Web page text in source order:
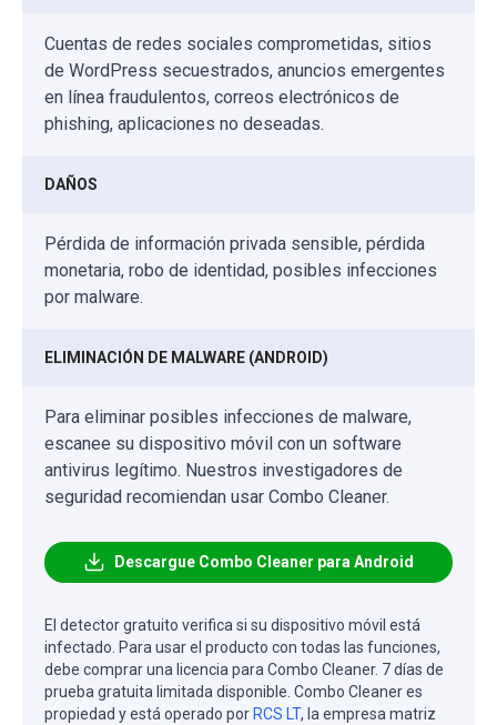
Cuentas de redes sociales comprometidas, sitios
de WordPress secuestrados, anuncios emergentes
en línea fraudulentos, correos electrónicos de
phishing, aplicaciones no deseadas.
DAÑOS
Pérdida de información privada sensible, pérdida
monetaria, robo de identidad, posibles infecciones
por malware.
ELIMINACIÓN DE MALWARE (ANDROID)
Para eliminar posibles infecciones de malware,
escanee su dispositivo móvil con un software
antivirus legítimo. Nuestros investigadores de
seguridad recomiendan usar Combo Cleaner.
Descargue Combo Cleaner para Android
El detector gratuito verifica si su dispositivo móvil está
infectado. Para usar el producto con todas las funciones,
debe comprar una licencia para Combo Cleaner. 7 días de
prueba gratuita limitada disponible. Combo Cleaner es
propiedad y está operado por RCS LT, la empresa matriz